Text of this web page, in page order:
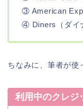
③ American
④ Diners（ダイ
ちなみに、筆者が使
利用中のクレジ